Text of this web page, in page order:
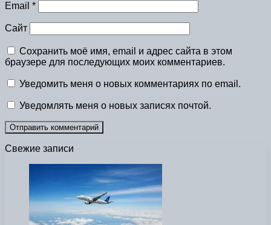
Email *
Сайт
Сохранить моё имя, email и адрес сайта в этом
браузере для последующих моих комментариев.
Уведомить меня о новых комментариях по email.
Уведомлять меня о новых записях почтой.
Свежие записи